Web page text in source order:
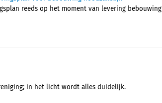
reeds op het moment van levering bebouwing
in het licht wordt alles duidelijk.